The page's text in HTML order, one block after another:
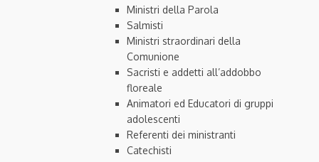
Ministri della Parola
Salmisti
Ministri straordinari della
Comunione
Sacristi e addetti all’addobbo
floreale
Animatori ed Educatori di gruppi
adolescenti
Referenti dei ministranti
Catechisti